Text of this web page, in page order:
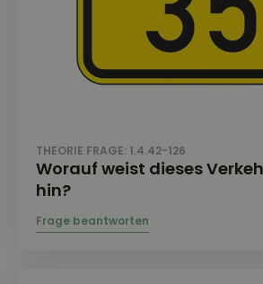
THEORIE FRAGE: 1.4.42-126
Worauf weist dieses
hin?